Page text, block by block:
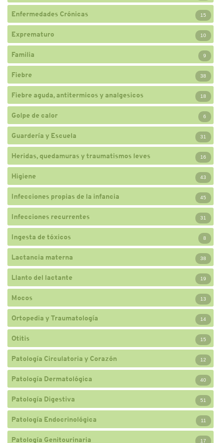
Enfermedades Crónicas 15
Exprematuro 10
Familia 9
Fiebre 38
Fiebre aguda, antitermicos y analgesicos 18
Golpe de calor 6
Guardería y Escuela 31
Heridas, quedamuras y traumatismos leves 16
Higiene 43
Infecciones propias de la infancia 45
Infecciones recurrentes 31
Ingesta de tóxicos 8
Lactancia materna 38
Llanto del lactante 19
Mocos 13
Ortopedia y Traumatología 14
Otitis 15
Patología Circulatoria y Corazón 12
Patología Dermatológica 40
Patología Digestiva 51
Patología Endocrinológica 11
Patología Genitourinaria 17